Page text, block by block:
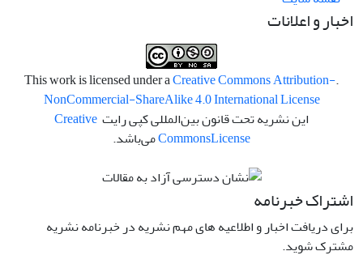
اخبار و اعلانات
.This work is licensed under a
Creative Commons Attribution-
NonCommercial-ShareAlike 4.0 International License
این نشریه تحت قانون بین‌المللی کپی رایت Creative
CommonsLicense می‌باشد.
اشتراک خبرنامه
برای دریافت اخبار و اطلاعیه های مهم نشریه در خبرنامه نشریه
مشترک شوید.